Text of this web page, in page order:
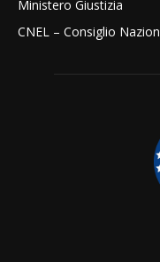
Ministero Giustizia
CNEL – Consiglio